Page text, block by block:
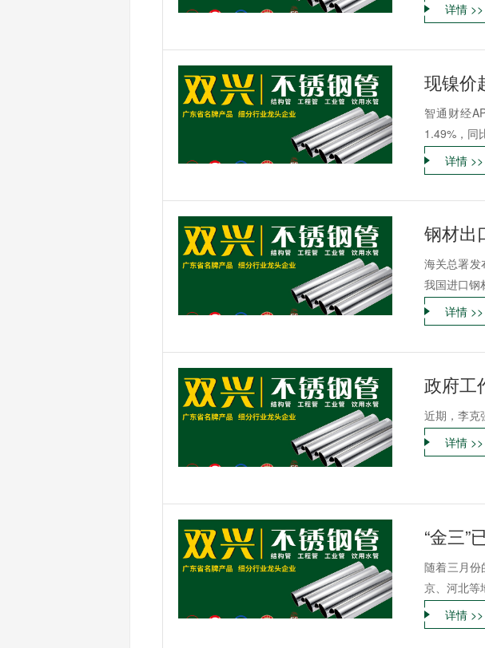
详情 >>
现镍价
智通财经
1.49%，同
详情 >>
钢材出
海关总署发
我国进口钢
详情 >>
政府工
近期，李克
详情 >>
“金三”
随着三月
京、河北等
详情 >>